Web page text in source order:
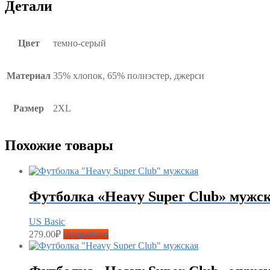
Детали
Цвет темно-серый
Материал 35% хлопок, 65% полиэстер, джерси
Размер 2XL
Похожие товары
Футболка «Heavy Super Club»
US Basic
279.00₽ Подробнее